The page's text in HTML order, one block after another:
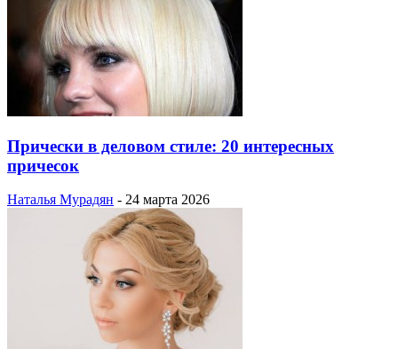
Прически в деловом стиле: 20 интересных
причесок
Наталья Мурадян - 24 марта 2026